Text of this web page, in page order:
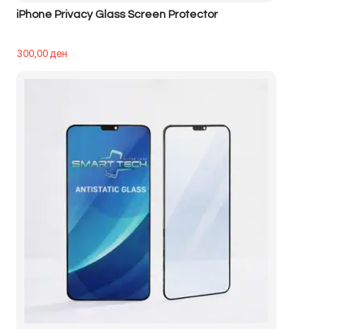
iPhone Privacy Glass Screen Protector
300,00ден